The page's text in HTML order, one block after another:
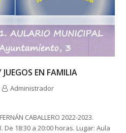
JUEGOS EN FAMILIA
Administrador
CABALLERO 2022-2023.
18:30 a 20:00 horas. Lugar: Aula